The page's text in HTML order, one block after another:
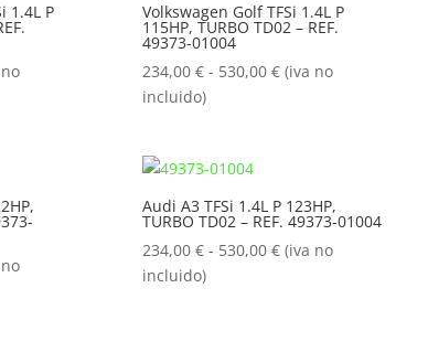
1.4L P
€
Volkswagen Golf TFSi 1.4L P
115HP, TURBO TD02 – REF.
49373-01004
234,00 € - 530,00 €Rango
hasta
530,00 €
(iva no
incluido)
Audi A3 TFSi 1.4L P 123HP,
TURBO TD02 – REF. 49373-01004
234,00 € - 530,00 €Rango
(iva no
incluido)